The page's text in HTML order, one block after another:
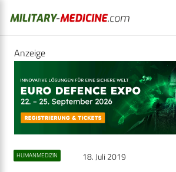
Anzeige
HUMANMEDIZIN 18. Juli 2019